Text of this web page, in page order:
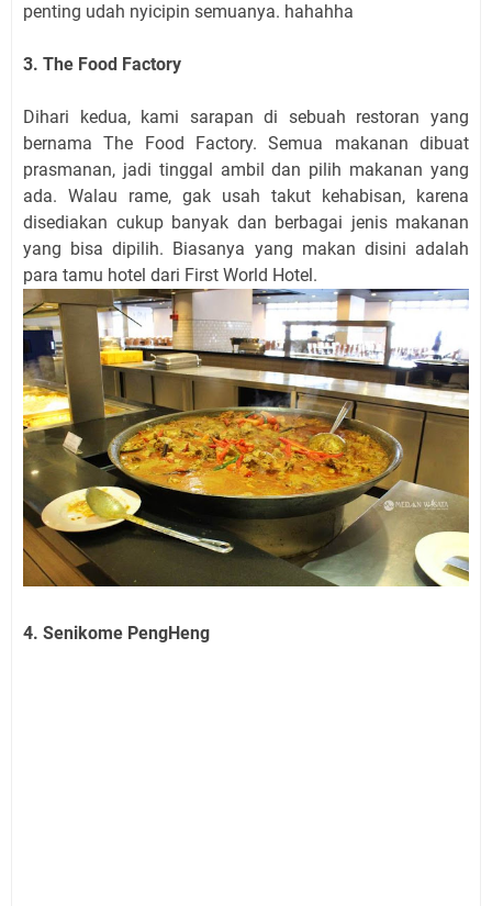
penting udah nyicipin semuanya. hahahha
3. The Food Factory
Dihari kedua, kami sarapan di sebuah restoran yang
bernama The Food Factory. Semua makanan dibuat
prasmanan, jadi tinggal ambil dan pilih makanan yang
ada. Walau rame, gak usah takut kehabisan, karena
disediakan cukup banyak dan berbagai jenis makanan
yang bisa dipilih. Biasanya yang makan disini adalah
para tamu hotel dari First World Hotel.
4. Senikome PengHeng